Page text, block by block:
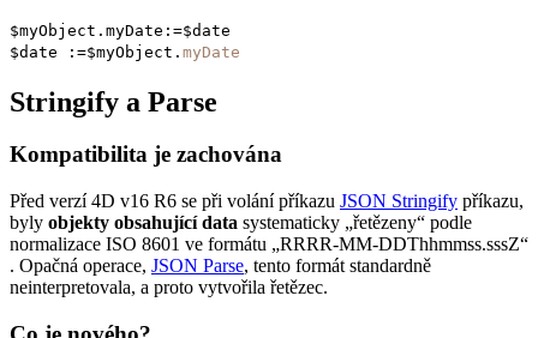
$myObject . myDate :=$date
$date :=$myObject . myDate
Stringify a Parse
Kompatibilita je zachována
Před verzí 4D v16 R6 se při volání příkazu JSON Stringify příkazu,
byly objekty obsahující data systematicky „řetězeny“ podle
normalizace ISO 8601 ve formátu „RRRR-MM-DDThhmmss.sssZ“
. Opačná operace, JSON Parse, tento formát standardně
neinterpretovala, a proto vytvořila řetězec.